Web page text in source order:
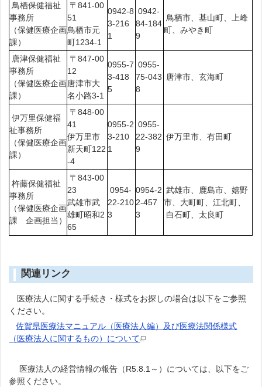
鳥栖保健福祉
事務所
（保健医療企画
課）
〒841-00
51
鳥栖市元
町1234-1
0942-8
3-216
1
0942-
84-184
9
鳥栖市、基山町、上峰
町、みやき町
唐津保健福祉
事務所
（保健医療企画
課）
〒847-00
12
唐津市大
名小路3-1
0955-7
3-418
5
0955-
75-043
8
唐津市、玄海町
伊万里保健福
祉事務所
（保健医療企画
課）
〒848-00
41
伊万里市
新天町122
-4
0955-2
3-210
1
0955-
22-382
9
伊万里市、有田町
杵藤保健福祉
事務所
（保健医療企画
課 企画担当）
〒843-00
23
武雄市武
雄町昭和2
65
0954-
22-210
3
0954-2
2-457
3
武雄市、鹿島市、嬉野
市、大町町、江北町、
白石町、太良町
関連リンク
医療法人に関する手続き・様式をお探しの場合は以下をご参照
ください。
佐賀県医療法マニュアル（医療法人編）及び医療法関係様式
（医療法人に関するもの）について
医療法人の経営情報の報告（R5.8.1～）については、以下をご
参照ください。